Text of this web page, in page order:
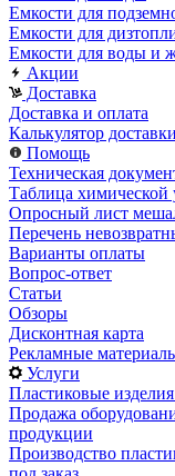
Емкости для
Емкости для
Емкости для воды и
Акции
Доставка
Доставка и оплата
Калькулятор
Помощь
Техническая
Таблица химической
Опросный лист
Перечень
Варианты оплаты
Вопрос-ответ
Статьи
Обзоры
Дисконтная карта
Рекламные
Услуги
Пластиковые изделия
Продажа
продукции
Производство